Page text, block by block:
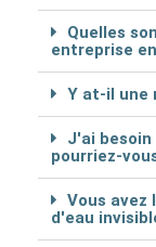
Quelles
entreprise
Y at-il une
J'ai
pourriez-
Vous
d'eau